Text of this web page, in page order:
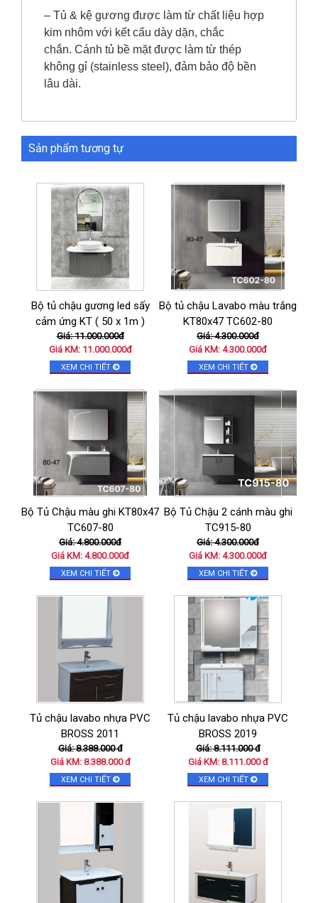
– Tủ & kệ gương được làm từ chất liệu hợp
kim nhôm với kết cấu dày dặn, chắc
chắn. Cánh tủ bề mặt được làm từ thép
không gỉ (stainless steel), đảm bảo độ bền
lâu dài.
Sản phẩm tương tự
Bộ tủ chậu gương led sấy
cảm ứng KT ( 50 x 1m )
Giá: 11.000.000đ
Giá KM: 11.000.000đ
XEM CHI TIẾT
Bộ tủ chậu Lavabo màu trắng
KT80x47 TC602-80
Giá: 4.300.000đ
Giá KM: 4.300.000đ
XEM CHI TIẾT
Bộ Tủ Chậu màu ghi KT80x47
TC607-80
Giá: 4.800.000đ
Giá KM: 4.800.000đ
XEM CHI TIẾT
Bộ Tủ Chậu 2 cánh màu ghi
TC915-80
Giá: 4.300.000đ
Giá KM: 4.300.000đ
XEM CHI TIẾT
Tủ chậu lavabo nhựa PVC
BROSS 2011
Giá: 8.388.000 đ
Giá KM: 8.388.000 đ
XEM CHI TIẾT
Tủ chậu lavabo nhựa PVC
BROSS 2019
Giá: 8.111.000 đ
Giá KM: 8.111.000 đ
XEM CHI TIẾT